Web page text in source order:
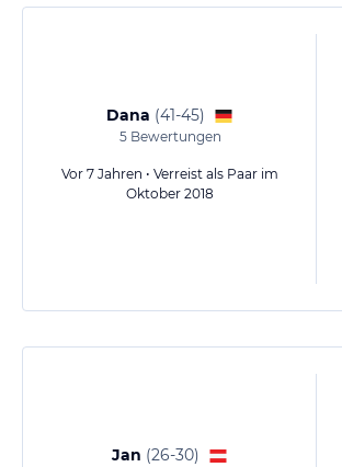
Dana (41-45)
5Bewertungen
Vor 7 Jahren • Verreist als Paar im
Oktober 2018
Jan (26-30)